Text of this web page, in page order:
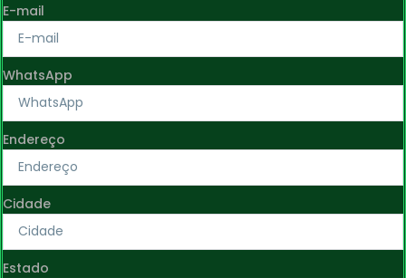
E-mail
WhatsApp
Endereço
Cidade
Estado